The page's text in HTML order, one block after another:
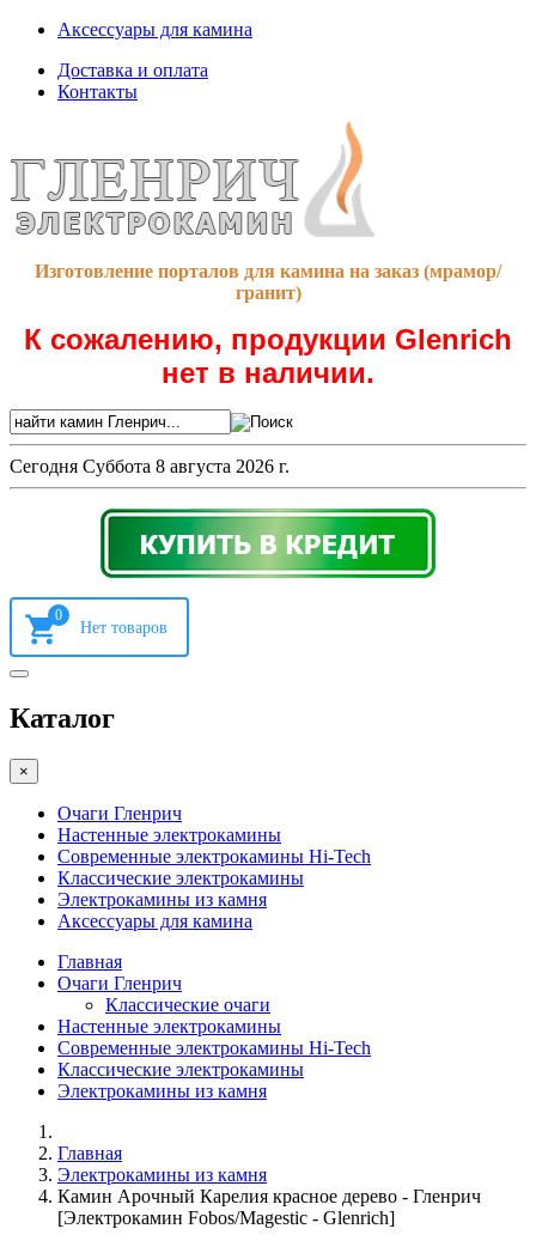
Аксессуары для камина
Доставка и оплата
Контакты
Изготовление порталов для камина на заказ (мрамор/
гранит)
К сожалению, продукции Glenrich
нет в наличии.
Сегодня Суббота 8 августа 2026 г.
0
Каталог
×
Очаги Гленрич
Настенные электрокамины
Современные электрокамины Hi-Tech
Классические электрокамины
Электрокамины из камня
Аксессуары для камина
Главная
Очаги Гленрич
Классические очаги
Настенные электрокамины
Современные электрокамины Hi-Tech
Классические электрокамины
Электрокамины из камня
Главная
Электрокамины из камня
Камин Арочный Карелия красное дерево - Гленрич
[Электрокамин Fobos/Magestic - Glenrich]